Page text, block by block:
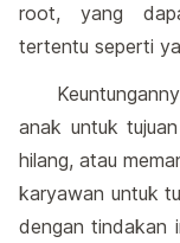
root, yang
tertentu seperti
anak untuk
hilang, atau
karyawan untuk
dengan tindakan